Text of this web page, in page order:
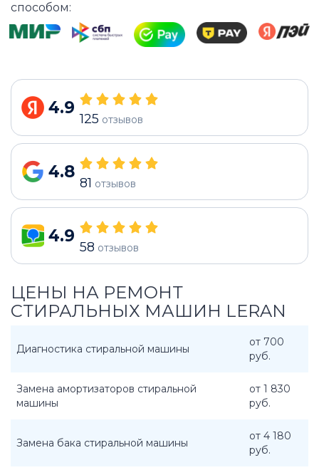
способом:
4.9
125 отзывов
4.8
81 отзывов
4.9
58 отзывов
ЦЕНЫ НА РЕМОНТ
СТИРАЛЬНЫХ МАШИН LERAN
Диагностика стиральной машины
от 700
руб.
Замена амортизаторов стиральной
машины
от 1 830
руб.
Замена бака стиральной машины
от 4 180
руб.